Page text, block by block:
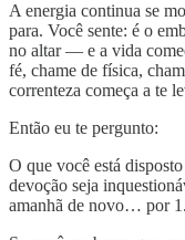
A energia continua se
para. Você sente: é o
no altar — e a vida
fé, chame de física,
correnteza começa a te
Então eu te pergunto:
O que você está
devoção seja
amanhã de novo… por